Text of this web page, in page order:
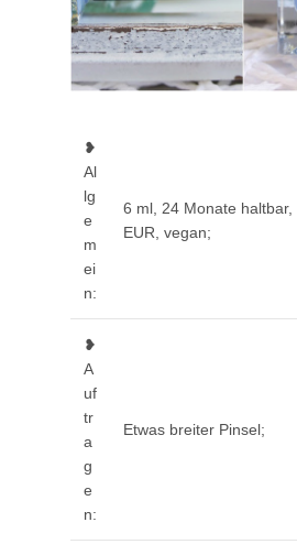
❥
Al
lg
e
m
ei
n:
6 ml, 24 Monate haltbar,
EUR, vegan;
❥
A
uf
tr
a
g
e
n:
Etwas breiter Pinsel;